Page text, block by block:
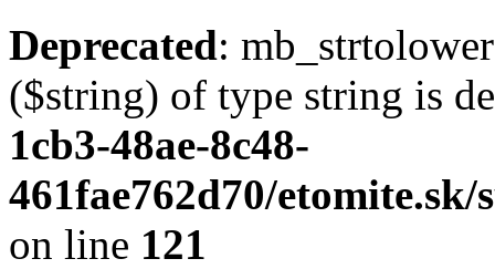
Deprecated:
($string) of type string is
1cb3-48ae-8c48-
461fae762d70/
on line 121